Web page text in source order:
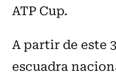
ATP Cup.
A partir de este
escuadra